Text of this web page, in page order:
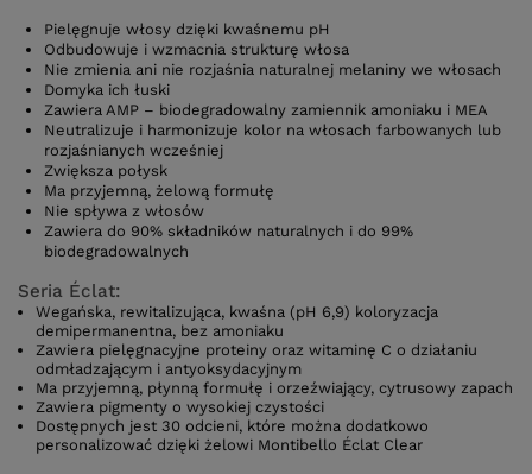
Pielęgnuje włosy dzięki kwaśnemu pH
Odbudowuje i wzmacnia strukturę włosa
Nie zmienia ani nie rozjaśnia naturalnej melaniny we włosach
Domyka ich łuski
Zawiera AMP – biodegradowalny zamiennik amoniaku i MEA
Neutralizuje i harmonizuje kolor na włosach farbowanych lub
rozjaśnianych wcześniej
Zwiększa połysk
Ma przyjemną, żelową formułę
Nie spływa z włosów
Zawiera do 90% składników naturalnych i do 99%
biodegradowalnych
Seria Éclat:
Wegańska, rewitalizująca, kwaśna (pH 6,9) koloryzacja
demipermanentna, bez amoniaku
Zawiera pielęgnacyjne proteiny oraz witaminę C o działaniu
odmładzającym i antyoksydacyjnym
Ma przyjemną, płynną formułę i orzeźwiający, cytrusowy zapach
Zawiera pigmenty o wysokiej czystości
Dostępnych jest 30 odcieni, które można dodatkowo
personalizować dzięki żelowi Montibello Éclat Clear